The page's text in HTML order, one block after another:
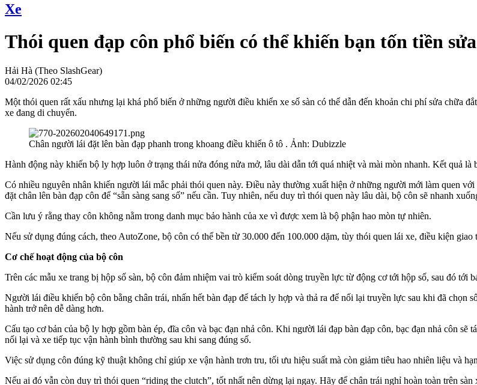
Xe
Thói quen đạp côn phổ biến có thể khiến bạn tốn tiền
Hải Hà (Theo SlashGear)
04/02/2026 02:45
Một thói quen rất xấu nhưng lại khá phổ biến ở những người điều khiển xe số sàn có thể dẫn đến khoản chi phí sửa chữa
xe đang di chuyển.
Chân người lái đặt lên bàn đạp phanh trong khoang điều khiển ô tô . Ảnh: Dubizzle
Hành động này khiến bộ ly hợp luôn ở trạng thái nửa đóng nửa mở, lâu dài dẫn tới quá nhiệt và mài mòn nhanh. Kết quả
Có nhiều nguyên nhân khiến người lái mắc phải thói quen này. Điều này thường xuất hiện ở những người mới làm quen
đặt chân lên bàn đạp côn để “sẵn sàng sang số” nếu cần. Tuy nhiên, nếu duy trì thói quen này lâu dài, bộ côn sẽ nhanh
Cần lưu ý rằng thay côn không nằm trong danh mục bảo hành của xe vì được xem là bộ phận hao mòn tự nhiên.
Nếu sử dụng đúng cách, theo AutoZone, bộ côn có thể bền từ 30.000 đến 100.000 dặm, tùy thói quen lái xe, điều kiện
Cơ chế hoạt động của bộ côn
Trên các mẫu xe trang bị hộp số sàn, bộ côn đảm nhiệm vai trò kiểm soát dòng truyền lực từ động cơ tới hộp số, sau đó tới
Người lái điều khiển bộ côn bằng chân trái, nhấn hết bàn đạp để tách ly hợp và thả ra để nối lại truyền lực sau khi đã chọn
hành trở nên dễ dàng hơn.
Cấu tạo cơ bản của bộ ly hợp gồm bàn ép, đĩa côn và bạc đạn nhả côn. Khi người lái đạp bàn đạp côn, bạc đạn nhả côn
nối lại và xe tiếp tục vận hành bình thường sau khi sang đúng số.
Việc sử dụng côn đúng kỹ thuật không chỉ giúp xe vận hành trơn tru, tối ưu hiệu suất mà còn giảm tiêu hao nhiên liệu và
Nếu ai đó vẫn còn duy trì thói quen “riding the clutch”, tốt nhất nên dừng lại ngay. Hãy để chân trái nghỉ hoàn toàn trên